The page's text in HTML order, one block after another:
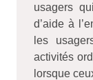
usagers
d’aide à
les
activités
lorsque